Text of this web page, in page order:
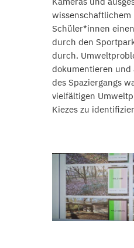
Schüler*innen
durch den
durch.
dokumentieren und
des Spaziergangs
vielfältigen
Kiezes zu